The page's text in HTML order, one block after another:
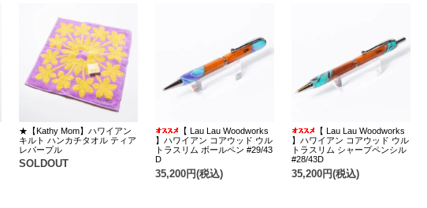
★【Kathy Mom】ハワイアン
キルト ハンカチタオル ティア
レパープル
SOLDOUT
【 Lau Lau Woodworks
】ハワイアン コアウッド ウル
トラスリム ボールペン #29/43
D
35,200円(税込)
【 Lau Lau Woodworks
】ハワイアン コアウッド ウル
トラスリム シャープペンシル
#28/43D
35,200円(税込)